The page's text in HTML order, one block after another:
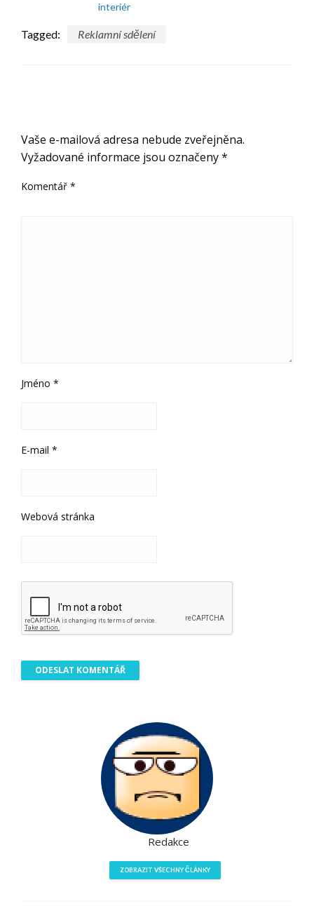
interiér
Tagged: Reklamní sdělení
Vaše e-mailová adresa nebude zveřejněna.
Vyžadované informace jsou označeny*
Komentář *
Jméno *
E-mail *
Webová stránka
Redakce
ZOBRAZIT VŠECHNY ČLÁNKY